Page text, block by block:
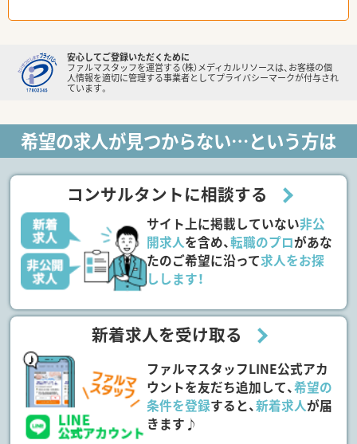
安心してご登録いただくために
ファルマスタッフを運営する（株）メディカルリソースは、お客様の個
人情報を適切に管理する事業者としてプライバシーマークが付与され
ています。
希望の求人が見つからない…という方は
コンサルタントに相談する
サイト上に掲載していない非公
開求人を含め、転職のプロがあな
たのご希望に沿って求人をお探
しします！
新着求人を受け取る
ファルマスタッフLINE公式アカ
ウントを友だち追加して、希望の
条件を登録すると、新着求人が届
きます♪